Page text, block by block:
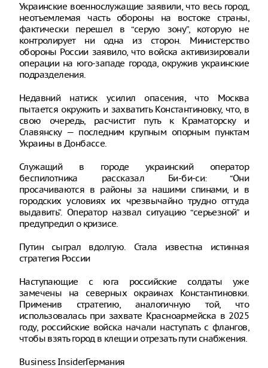
Украинские военнослужащие заявили, что весь город,
неотъемлемая часть обороны на востоке страны,
фактически перешел в “серую зону”, которую не
контролирует ни одна из сторон. Министерство
обороны России заявило, что войска активизировали
операции на юго-западе города, окружив украинские
подразделения.
Недавний натиск усилил опасения, что Москва
пытается окружить и захватить Константиновку, что, в
свою очередь, расчистит путь к Краматорску и
Славянску — последним крупным опорным пунктам
Украины в Донбассе.
Служащий в городе украинский оператор
беспилотника рассказал Би-би-си: “Они
просачиваются в районы за нашими спинами, и в
городских условиях их чрезвычайно трудно оттуда
выдавить”. Оператор назвал ситуацию “серьезной” и
предупредил о кризисе.
Путин сыграл вдолгую. Стала известна истинная
стратегия России
Наступающие с юга российские солдаты уже
замечены на северных окраинах Константиновки.
Применив стратегию, аналогичную той, что
использовалась при захвате Красноармейска в 2025
году, российские войска начали наступать с флангов,
чтобы взять город в клещи и отрезать пути снабжения.
Business InsiderГермания